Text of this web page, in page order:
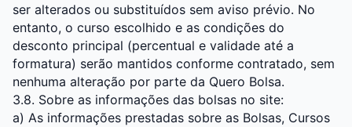
ser alterados ou substituídos sem aviso prévio. No
entanto, o curso escolhido e as condições do
desconto principal (percentual e validade até a
formatura) serão mantidos conforme contratado, sem
nenhuma alteração por parte da Quero Bolsa.
3.8. Sobre as informações das bolsas no site:
a) As informações prestadas sobre as Bolsas, Cursos